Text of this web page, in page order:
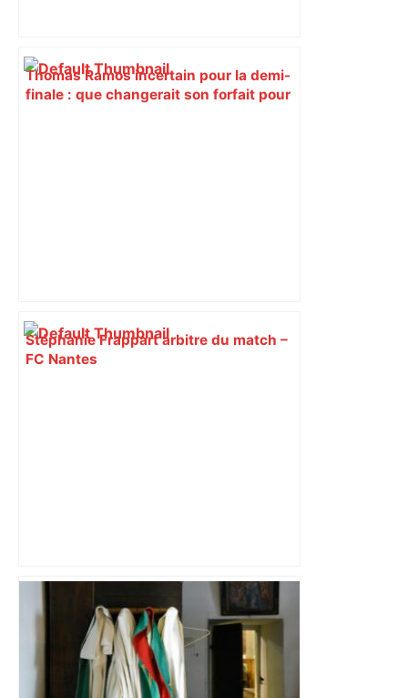
Thomas Ramos incertain pour la demi-
finale : que changerait son forfait pour
Stéphanie Frappart arbitre du match –
FC Nantes
Près de Toulouse : dans cette zone
économique, un axe majeur va être
fermé en fin de soirée, voici les
déviations – Actu.fr